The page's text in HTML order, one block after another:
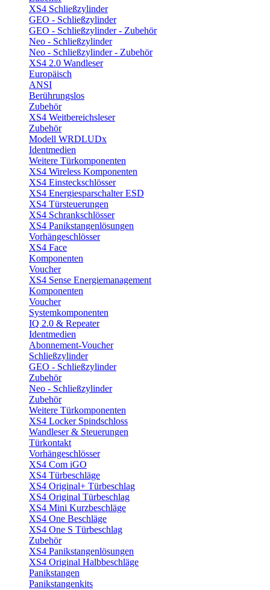
XS4 Schließzylinder
GEO - Schließzylinder
GEO - Schließzylinder - Zubehör
Neo - Schließzylinder
Neo - Schließzylinder - Zubehör
XS4 2.0 Wandleser
Europäisch
ANSI
Berührungslos
Zubehör
XS4 Weitbereichsleser
Zubehör
Modell WRDLUDx
Identmedien
Weitere Türkomponenten
XS4 Wireless Komponenten
XS4 Einsteckschlösser
XS4 Energiesparschalter ESD
XS4 Türsteuerungen
XS4 Schrankschlösser
XS4 Panikstangenlösungen
Vorhängeschlösser
XS4 Face
Komponenten
Voucher
XS4 Sense Energiemanagement
Komponenten
Voucher
Systemkomponenten
IQ 2.0 & Repeater
Identmedien
Abonnement-Voucher
Schließzylinder
GEO - Schließzylinder
Zubehör
Neo - Schließzylinder
Zubehör
Weitere Türkomponenten
XS4 Locker Spindschloss
Wandleser & Steuerungen
Türkontakt
Vorhängeschlösser
XS4 Com iGO
XS4 Türbeschläge
XS4 Original+ Türbeschlag
XS4 Original Türbeschlag
XS4 Mini Kurzbeschläge
XS4 One Beschläge
XS4 One S Türbeschlag
Zubehör
XS4 Panikstangenlösungen
XS4 Original Halbbeschläge
Panikstangen
Panikstangenkits